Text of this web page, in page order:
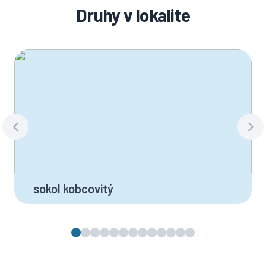
Druhy v lokalite
sokol kobcovitý